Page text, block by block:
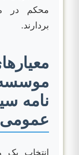
محکم در
بردارند.
موسسه
نامه
عمومی
انتخاب